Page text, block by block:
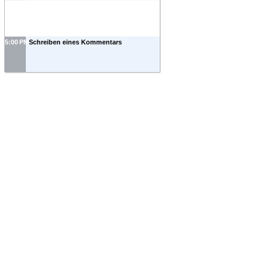
5:00 PM Schreiben eines Kommentars